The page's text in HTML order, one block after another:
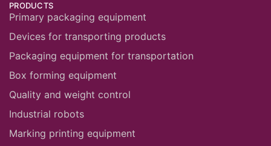
PRODUCTS
Primary packaging equipment
Devices for transporting products
Packaging equipment for transportation
Box forming equipment
Quality and weight control
Industrial robots
Marking printing equipment